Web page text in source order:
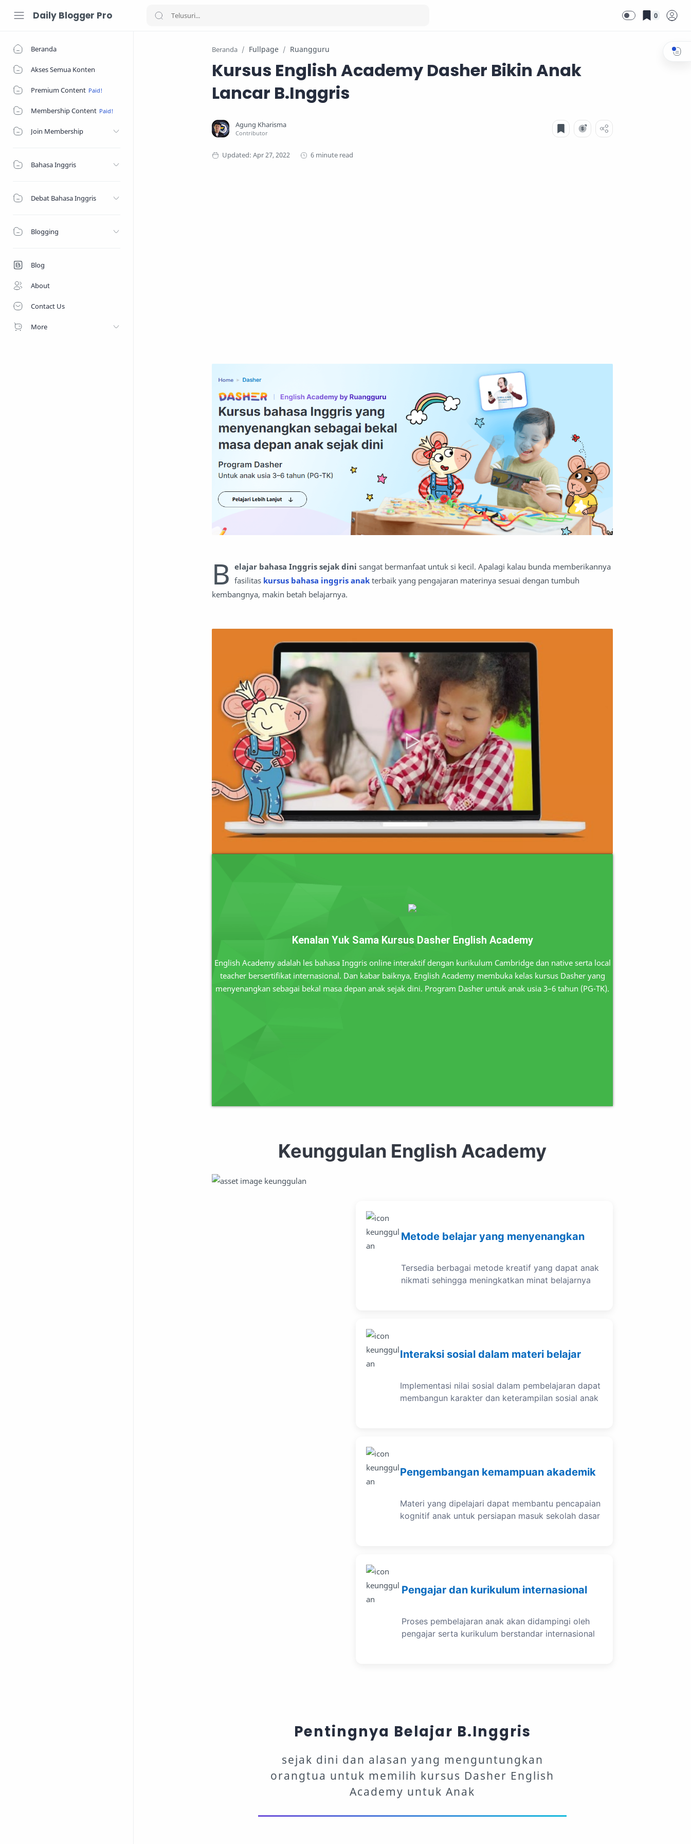
Daily Blogger Pro 0
Beranda
Akses Semua Konten
Premium Content
Membership Content
Join Membership
Bahasa Inggris
Debat Bahasa Inggris
Blogging
Blog
About
Contact Us
More
Beranda Fullpage Ruangguru
Kursus English Academy Dasher Bikin Anak
Lancar B.Inggris
6 minute read
B elajar bahasa Inggris sejak dini sangat bermanfaat untuk si kecil. Apalagi kalau bunda memberikannya
fasilitas kursus bahasa inggris anak terbaik yang pengajaran materinya sesuai dengan tumbuh
kembangnya, makin betah belajarnya.
Kenalan Yuk Sama Kursus Dasher English Academy
English Academy adalah les bahasa Inggris online interaktif dengan kurikulum Cambridge dan native serta local
teacher bersertifikat internasional. Dan kabar baiknya, English Academy membuka kelas kursus Dasher yang
menyenangkan sebagai bekal masa depan anak sejak dini. Program Dasher untuk anak usia 3–6 tahun (PG-TK).
Keunggulan English Academy
Metode belajar yang menyenangkan
Tersedia berbagai metode kreatif yang dapat anak
nikmati sehingga meningkatkan minat belajarnya
Interaksi sosial dalam materi belajar
Implementasi nilai sosial dalam pembelajaran dapat
membangun karakter dan keterampilan sosial anak
Pengembangan kemampuan akademik
Materi yang dipelajari dapat membantu pencapaian
kognitif anak untuk persiapan masuk sekolah dasar
Pengajar dan kurikulum internasional
Proses pembelajaran anak akan didampingi oleh
pengajar serta kurikulum berstandar internasional
Pentingnya Belajar B.Inggris
sejak dini dan alasan yang menguntungkan
orangtua untuk memilih kursus Dasher English
Academy untuk Anak